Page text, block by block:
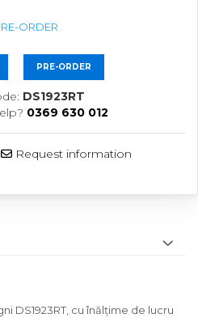
ORDER
PRE-ORDER
DS1923RT
0369 630 012
Request information
DS1923RT, cu înălțime de lucru